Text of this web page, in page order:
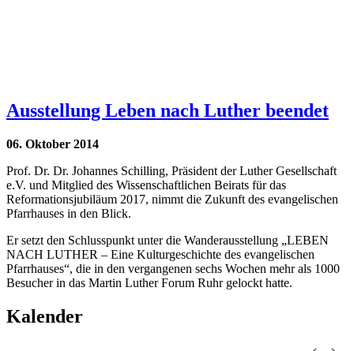
Ausstellung Leben nach Luther beendet
06. Oktober 2014
Prof. Dr. Dr. Johannes Schilling, Präsident der Luther Gesellschaft
e.V. und Mitglied des Wissenschaftlichen Beirats für das
Reformationsjubiläum 2017, nimmt die Zukunft des evangelischen
Pfarrhauses in den Blick.
Er setzt den Schlusspunkt unter die Wanderausstellung „LEBEN
NACH LUTHER – Eine Kulturgeschichte des evangelischen
Pfarrhauses“, die in den vergangenen sechs Wochen mehr als 1000
Besucher in das Martin Luther Forum Ruhr gelockt hatte.
Kalender